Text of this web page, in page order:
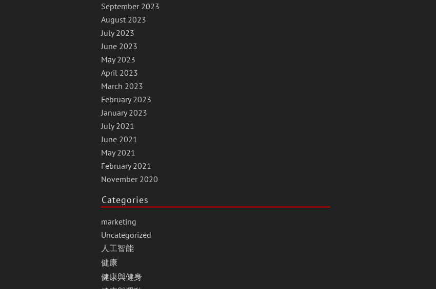
September 2023
August 2023
July 2023
June 2023
May 2023
April 2023
March 2023
February 2023
January 2023
July 2021
June 2021
May 2021
February 2021
November 2020
Categories
marketing
Uncategorized
人工智能
健康
健康與健身